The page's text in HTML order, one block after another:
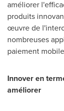
améliorer
produits
œuvre de
nombreuses
paiement
Innover en
améliorer